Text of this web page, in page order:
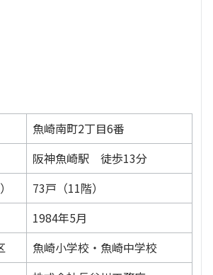
魚崎南町2丁目6番
阪神魚崎駅 徒歩13分
73戸（11階）
1984年5月
魚崎小学校・魚崎中学校